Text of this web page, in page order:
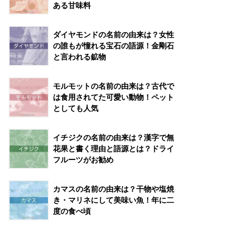
ある甘味料
ダイヤモンドの名前の由来は？女性
の誰もが憧れる宝石の語源！金剛石
と言われる鉱物
モルモットの名前の由来は？古代で
は食用されてた可愛い動物！ペット
としても人気
イチジクの名前の由来は？漢字で無
花果と書く理由と語源とは？ドライ
フルーツがお勧め
カマスの名前の由来は？干物や塩焼
き・マリネにして美味い魚！年に二
度の食べ頃